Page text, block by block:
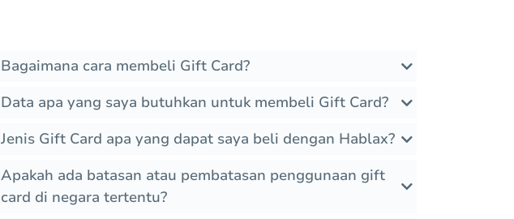
Bagaimana cara membeli Gift Card?
Data apa yang saya butuhkan untuk membeli Gift Card?
Jenis Gift Card apa yang dapat saya beli dengan Hablax?
Apakah ada batasan atau pembatasan penggunaan gift
card di negara tertentu?